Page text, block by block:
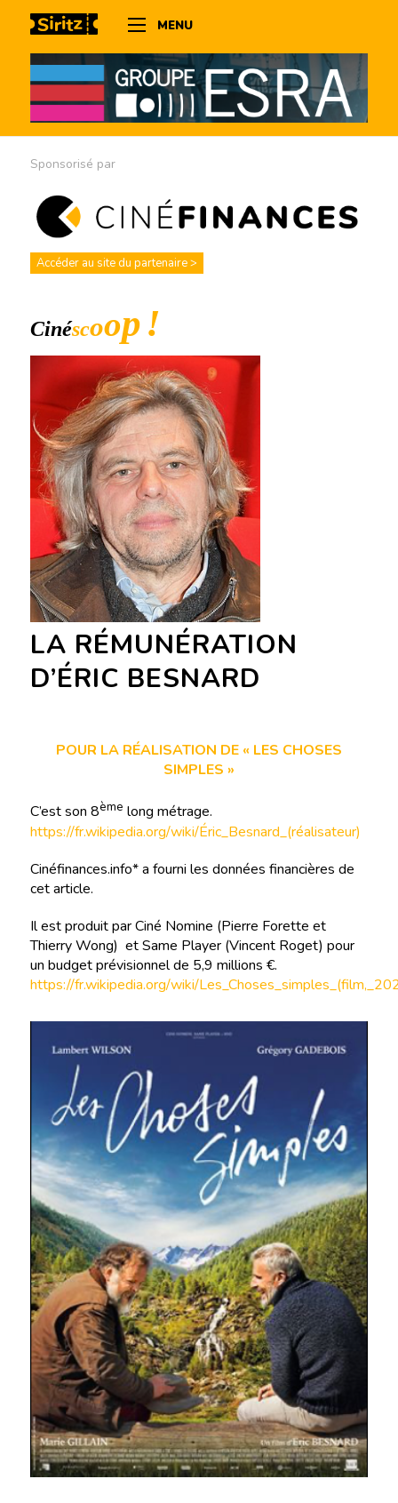
MENU
Sponsorisé par
Accéder au site du partenaire >
LA RÉMUNÉRATION
D’ÉRIC BESNARD
POUR LA RÉALISATION DE « LES CHOSES
SIMPLES »
C’est son 8ème long métrage.
https://fr.wikipedia.org/wiki/Éric_Besnard_(réalisateur)
Cinéfinances.info* a fourni les données financières de
cet article.
Il est produit par Ciné Nomine (Pierre Forette et
Thierry Wong) et Same Player (Vincent Roget) pour
un budget prévisionnel de 5,9 millions €.
https://fr.wikipedia.org/wiki/